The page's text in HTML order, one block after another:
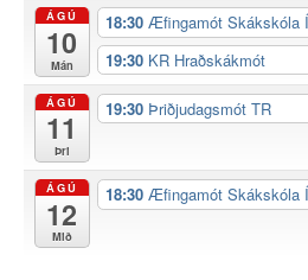
ÁGÚ
10
Mán
18:30 Æfingamót Skákskóla
19:30 KR Hraðskákmót
ÁGÚ
11
Þri
19:30 Þriðjudagsmót TR
ÁGÚ
12
Mið
18:30 Æfingamót Skákskóla